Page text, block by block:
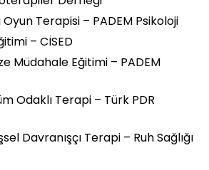
Terapisi – PADEM Psikoloji
– CİSED
Müdahale Eğitimi – PADEM
Odaklı Terapi – Türk PDR
Davranışçı Terapi – Ruh Sağlığı